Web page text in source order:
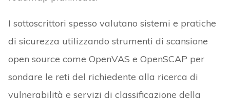
I sottoscrittori spesso valutano sistemi e pratiche
di sicurezza utilizzando strumenti di scansione
open source come OpenVAS e OpenSCAP per
sondare le reti del richiedente alla ricerca di
vulnerabilità e servizi di classificazione della